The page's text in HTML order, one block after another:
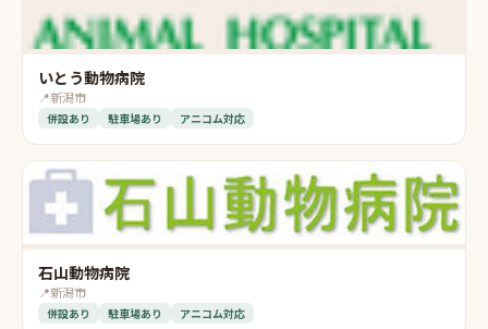
いとう動物病院
📍新潟市
併設あり 駐車場あり アニコム対応
石山動物病院
📍新潟市
併設あり 駐車場あり アニコム対応